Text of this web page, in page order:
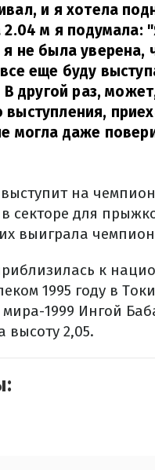
и я хотела
м я подумала:
не была уверена,
еще буду
В другой раз,
могла даже
на
​​секторе для
выиграла
к
1995 году в
1999 Ингой
высоту 2,05.